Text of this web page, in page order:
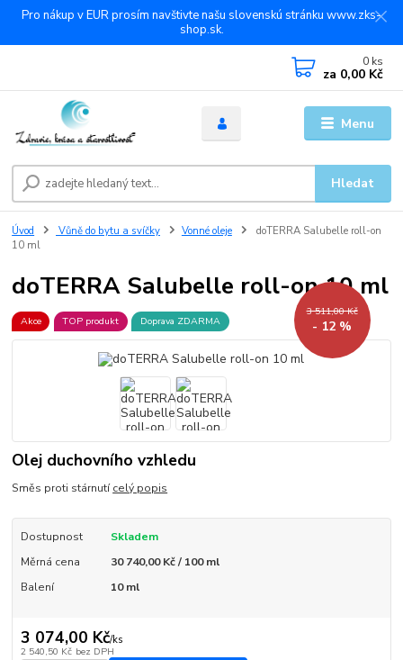
Pro nákup v EUR prosím navštivte našu slovenskú stránku www.zks-
shop.sk.
Menu
Hledat
0 ks
za 0,00 Kč
Úvod Vůně do bytu a svíčky Vonné oleje
doTERRA Salubelle roll-on
10 ml
doTERRA Salubelle roll-on 10 ml
Akce TOP produkt Doprava ZDARMA
3 511,00 Kč
- 12 %
Olej duchovního vzhledu
Směs proti stárnutícelý popis
Dostupnost
Skladem
Měrná cena
30 740,00 Kč / 100 ml
Balení
10 ml
3 074,00 Kč/ks
2 540,50 Kč bez DPH